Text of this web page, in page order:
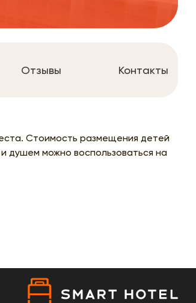
Отзывы Контакты
Стоимость размещения детей
душем можно воспользоваться на